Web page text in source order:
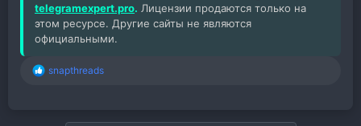
telegramexpert.pro. Лицензии продаются только на
этом ресурсе. Другие сайты не являются
официальными.
Р
snapthreads